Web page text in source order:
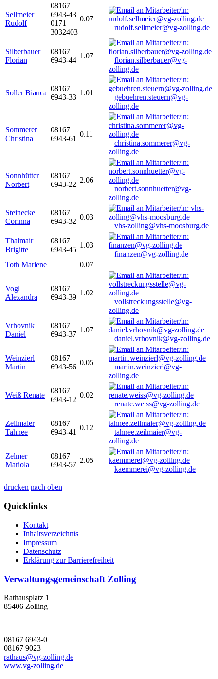
Sellmeier
Rudolf
08167
6943-43
0171
3032403
0.07
rudolf.sellmeier@vg-zolling.de
Silberbauer
Florian
08167
6943-44
1.07
florian.silberbauer@vg-
zolling.de
Soller Bianca
08167
6943-33
1.01
gebuehren.steuern@vg-
zolling.de
Sommerer
Christina
08167
6943-61
0.11
christina.sommerer@vg-
zolling.de
Sonnhütter
Norbert
08167
6943-22
2.06
norbert.sonnhuetter@vg-
zolling.de
Steinecke
Corinna
08167
6943-32
0.03
vhs-zolling@vhs-moosburg.de
Thalmair
Brigitte
08167
6943-45
1.03
finanzen@vg-zolling.de
Toth Marlene
0.07
Vogl
Alexandra
08167
6943-39
1.02
vollstreckungsstelle@vg-
zolling.de
Vrhovnik
Daniel
08167
6943-37
1.07
daniel.vrhovnik@vg-zolling.de
Weinzierl
Martin
08167
6943-56
0.05
martin.weinzierl@vg-
zolling.de
Weiß Renate
08167
6943-12
0.02
renate.weiss@vg-zolling.de
Zeilmaier
Tahnee
08167
6943-41
0.12
tahnee.zeilmaier@vg-
zolling.de
Zelmer
Mariola
08167
6943-57
2.05
kaemmerei@vg-zolling.de
drucken nach oben
Quicklinks
Kontakt
Inhaltsverzeichnis
Impressum
Datenschutz
Erklärung zur Barrierefreiheit
Verwaltungsgemeinschaft Zolling
Rathausplatz 1
85406 Zolling
08167 6943-0
08167 9023
rathaus@vg-zolling.de
www.vg-zolling.de